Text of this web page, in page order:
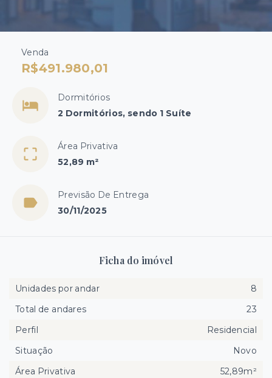
Venda
R$491.980,01
Dormitórios
2 Dormitórios, sendo 1 Suíte
Área Privativa
52,89 m²
Previsão De Entrega
30/11/2025
Ficha do imóvel
Unidades por andar
8
Total de andares
23
Perfil
Residencial
Situação
Novo
Área Privativa
52,89m²